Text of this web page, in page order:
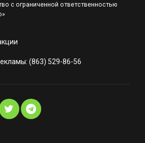
с ограниченной ответственностью
(863) 529-86-56